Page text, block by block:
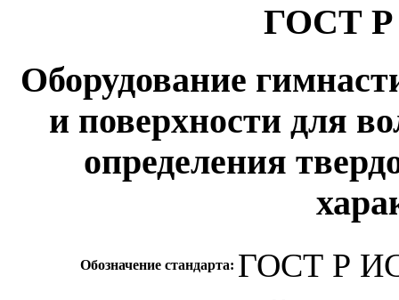
ГОСТ Р
Оборудование
и поверхности для
определения
Обозначение стандарта: ГОСТ Р